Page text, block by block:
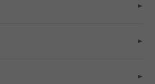
靴下
ス